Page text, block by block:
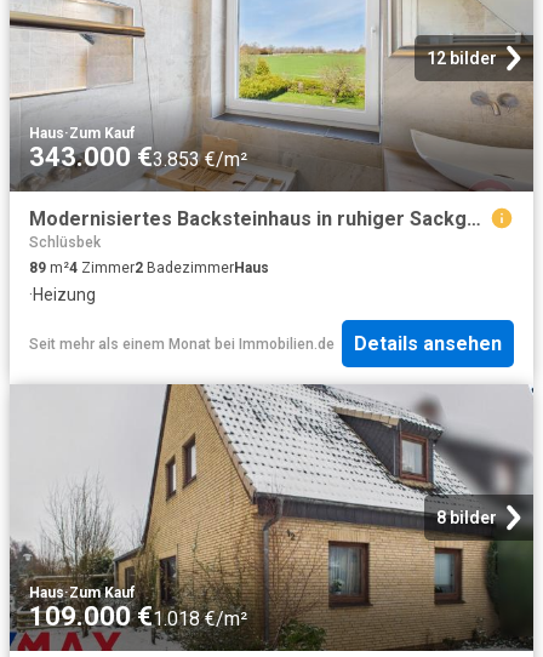
12 bilder
Haus·Zum Kauf
343.000 €3.853 €/m²
Modernisiertes Backsteinhaus in ruhiger Sackgassenlage mit Feldblick
Schlüsbek
89 m²4 Zimmer2 BadezimmerHaus
·Heizung
Seit mehr als einem Monat bei Immobilien.de Details ansehen
8 bilder
Haus·Zum Kauf
109.000 €1.018 €/m²